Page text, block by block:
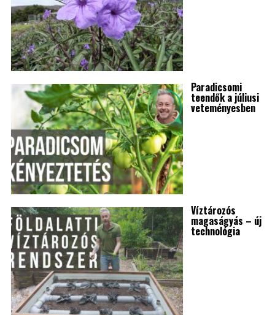
Paradicsomi
teendők a júliusi
veteményesben
Víztározós
magaságyás – új
technológia